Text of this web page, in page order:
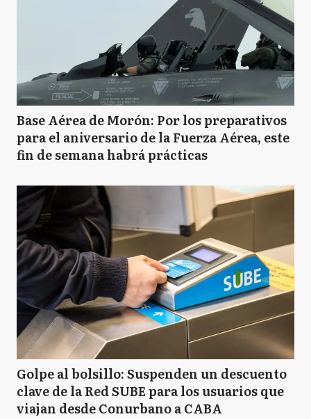
Base Aérea de Morón: Por los preparativos
para el aniversario de la Fuerza Aérea, este
fin de semana habrá prácticas
Golpe al bolsillo: Suspenden un descuento
clave de la Red SUBE para los usuarios que
viajan desde Conurbano a CABA